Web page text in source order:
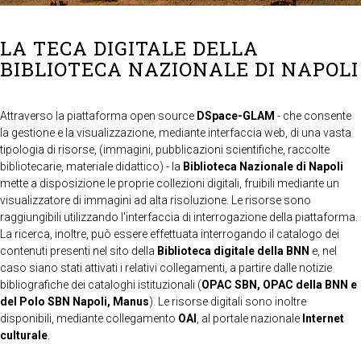
LA TECA DIGITALE DELLA
BIBLIOTECA NAZIONALE DI NAPOLI
Attraverso la piattaforma open source DSpace-GLAM - che consente
la gestione e la visualizzazione, mediante interfaccia web, di una vasta
tipologia di risorse, (immagini, pubblicazioni scientifiche, raccolte
bibliotecarie, materiale didattico) - la Biblioteca Nazionale di Napoli
mette a disposizione le proprie collezioni digitali, fruibili mediante un
visualizzatore di immagini ad alta risoluzione. Le risorse sono
raggiungibili utilizzando l'interfaccia di interrogazione della piattaforma.
La ricerca, inoltre, può essere effettuata interrogando il catalogo dei
contenuti presenti nel sito della Biblioteca digitale della BNN e, nel
caso siano stati attivati i relativi collegamenti, a partire dalle notizie
bibliografiche dei cataloghi istituzionali (OPAC SBN, OPAC della BNN e
del Polo SBN Napoli, Manus). Le risorse digitali sono inoltre
disponibili, mediante collegamento OAI , al portale nazionale Internet
culturale